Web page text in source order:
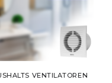
VENTILATOREN